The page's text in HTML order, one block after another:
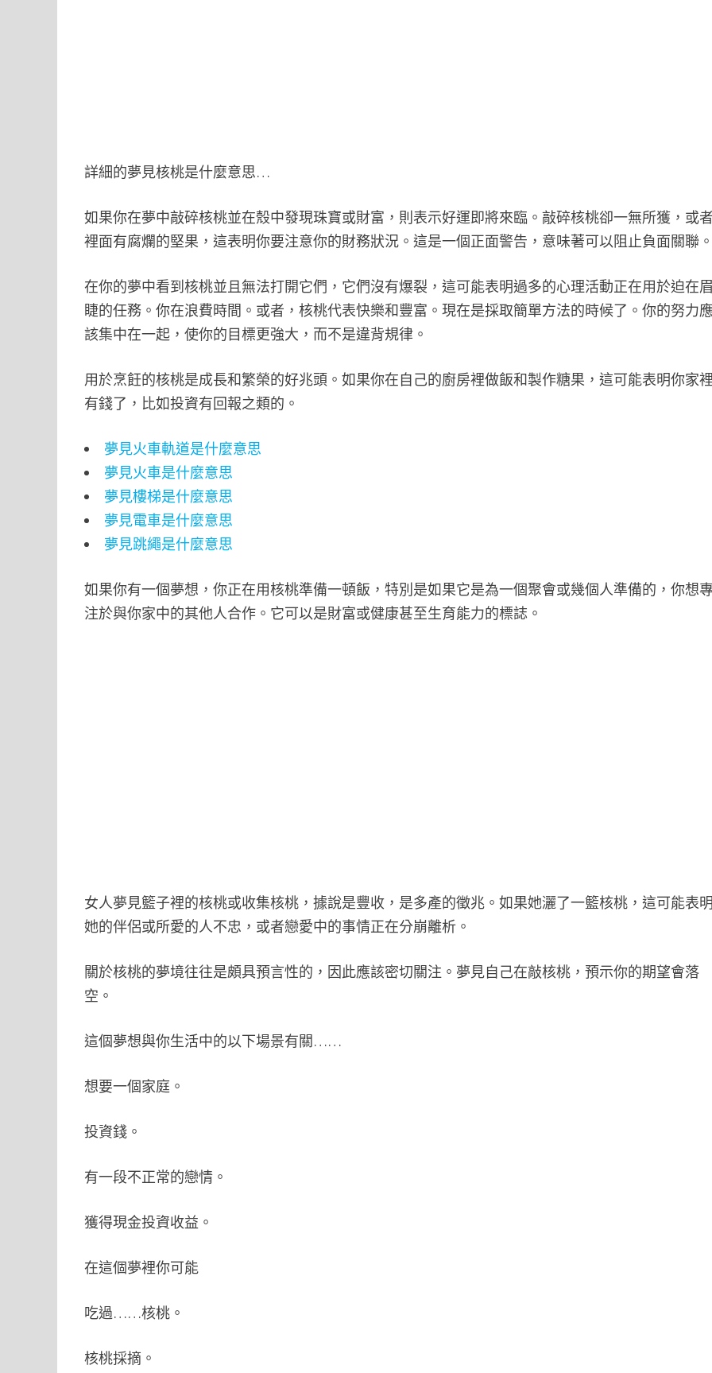
詳細的夢見核桃是什麼意思…
如果你在夢中敲碎核桃並在殼中發現珠寶或財富，則表示好運即將來臨。敲碎核桃卻一無所獲，或者
裡面有腐爛的堅果，這表明你要注意你的財務狀況。這是一個正面警告，意味著可以阻止負面關聯。
在你的夢中看到核桃並且無法打開它們，它們沒有爆裂，這可能表明過多的心理活動正在用於迫在眉
睫的任務。你在浪費時間。或者，核桃代表快樂和豐富。現在是採取簡單方法的時候了。你的努力
該集中在一起，使你的目標更強大，而不是違背規律。
用於烹飪的核桃是成長和繁榮的好兆頭。如果你在自己的廚房裡做飯和製作糖果，這可能表明你家裡
有錢了，比如投資有回報之類的。
夢見火車軌道是什麼意思
夢見火車是什麼意思
夢見樓梯是什麼意思
夢見電車是什麼意思
夢見跳繩是什麼意思
如果你有一個夢想，你正在用核桃準備一頓飯，特別是如果它是為一個聚會或幾個人準備的，你想
注於與你家中的其他人合作。它可以是財富或健康甚至生育能力的標誌。
女人夢見籃子裡的核桃或收集核桃，據說是豐收，是多產的徵兆。如果她灑了一籃核桃，這可能表明
她的伴侶或所愛的人不忠，或者戀愛中的事情正在分崩離析。
關於核桃的夢境往往是頗具預言性的，因此應該密切關注。夢見自己在敲核桃，預示你的期望會落
空。
這個夢想與你生活中的以下場景有關……
想要一個家庭。
投資錢。
有一段不正常的戀情。
獲得現金投資收益。
在這個夢裡你可能
吃過……核桃。
核桃採摘。